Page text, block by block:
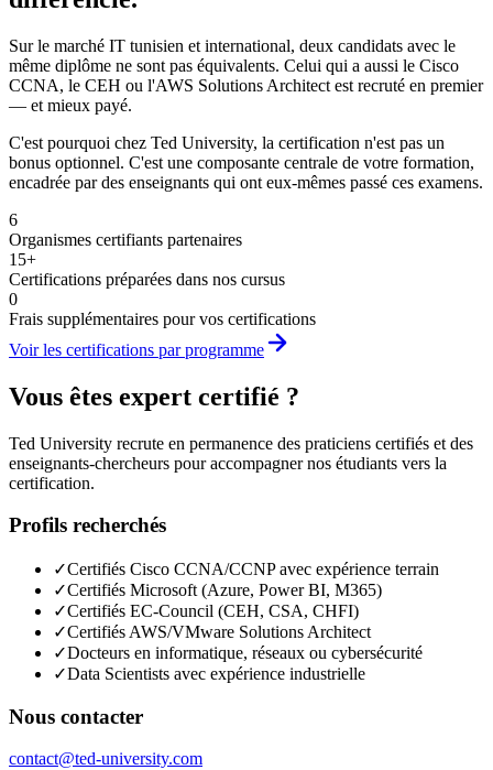
Sur le marché IT tunisien et international, deux candidats avec le
même diplôme ne sont pas équivalents. Celui qui a aussi le Cisco
CCNA, le CEH ou l'AWS Solutions Architect est recruté en premier
— et mieux payé.
C'est pourquoi chez Ted University, la certification n'est pas un
bonus optionnel. C'est une composante centrale de votre formation,
encadrée par des enseignants qui ont eux-mêmes passé ces examens.
6
Organismes certifiants partenaires
15+
Certifications préparées dans nos cursus
0
Frais supplémentaires pour vos certifications
Voir les certifications par programme
Vous êtes expert certifié ?
Ted University recrute en permanence des praticiens certifiés et des
enseignants-chercheurs pour accompagner nos étudiants vers la
certification.
Profils recherchés
✓Certifiés Cisco CCNA/CCNP avec expérience terrain
✓Certifiés Microsoft (Azure, Power BI, M365)
✓Certifiés EC-Council (CEH, CSA, CHFI)
✓Certifiés AWS/VMware Solutions Architect
✓Docteurs en informatique, réseaux ou cybersécurité
✓Data Scientists avec expérience industrielle
Nous contacter
contact@ted-university.com